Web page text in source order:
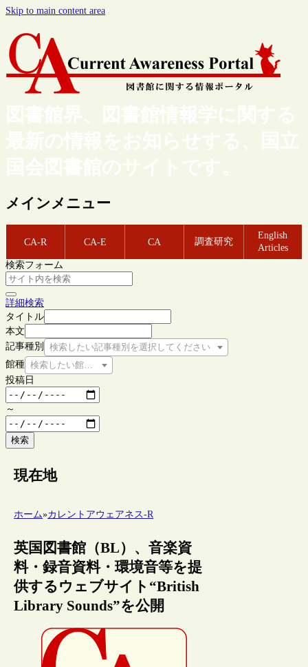
Skip to main content area
図書館界、図書館情報学に関する
最新の情報をお知らせする、国立
国会図書館のサイトです。
メインメニュー
CA-R CA-E CA 調査研究
English
Articles
検索フォーム
詳細検索
タイトル
本文
記事種別
検索したい記事種別を選択してください
館種 検索したい館種を選択してください
投稿日
～
検索
現在地
ホーム»カレントアウェアネス-R
英国図書館（BL）、音楽資
料・録音資料・環境音等を提
供するウェブサイト“British
Library Sounds”を公開